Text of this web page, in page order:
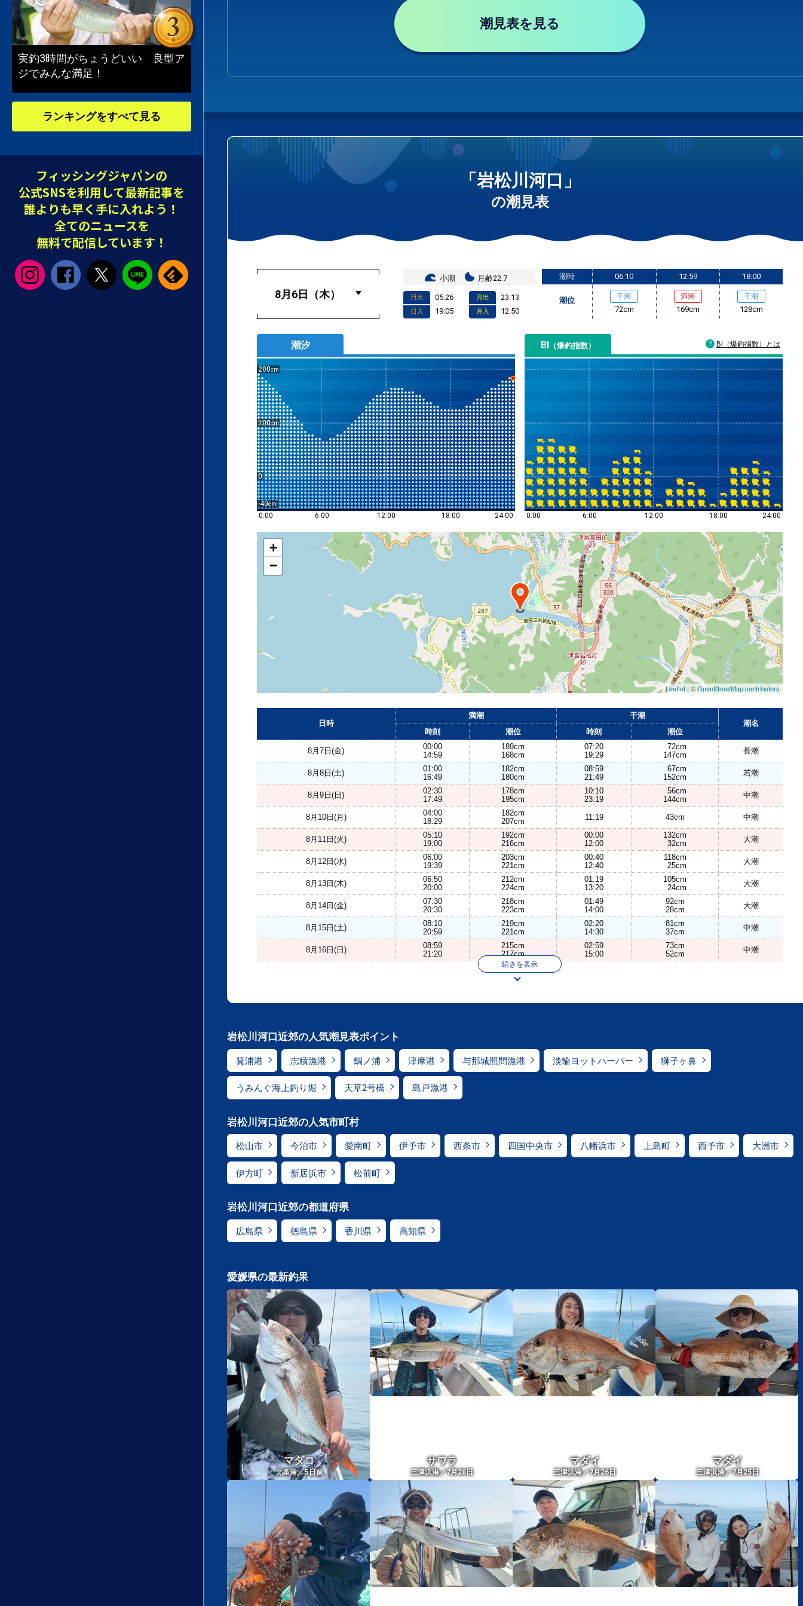
潮見表を見る
「岩松川河口」
の潮見表
小潮 月齢22.7
日出 05:26
日入 19:05
月出 23:13
月入 12:50
潮時
潮位
06:10
干潮
72cm
12:59
満潮
169cm
18:00
干潮
128cm
潮汐
200
100
0
-40
0:00
6:00 12:00 18:00 24:00
BI （爆釣指数）
0:00 6:00 12:00 18:00 24:00
BI（爆釣指数）とは
+
−
Leaflet | ©OpenStreetMap contributors
日時
満潮
干潮
潮名
時刻
潮位 時刻 潮位
8月7日(金)
00:00
14:59
189cm
168cm
07:20
19:29
72cm
147cm
長潮
8月8日(土)
01:00
16:49
182cm
180cm
08:59
21:49
67cm
152cm
若潮
8月9日(日)
02:30
17:49
178cm
195cm
10:10
23:19
56cm
144cm
中潮
8月10日(月)
04:00
18:29
182cm
207cm
11:19 43cm 中潮
8月11日(火)
05:10
19:00
192cm
216cm
00:00
12:00
132cm
32cm
大潮
8月12日(水)
06:00
19:39
203cm
221cm
00:40
12:40
118cm
25cm
大潮
8月13日(木)
06:50
20:00
212cm
224cm
01:19
13:20
105cm
24cm
大潮
8月14日(金)
07:30
20:30
218cm
223cm
01:49
14:00
92cm
28cm
大潮
8月15日(土)
08:10
20:59
219cm
221cm
02:20
14:30
81cm
37cm
中潮
8月16日(日)
08:59
21:20
215cm
217cm
02:59
15:00
73cm
52cm
中潮
続きを表示
岩松川河口近郊の人気潮見表ポイント
箕浦港 志積漁港 鯛ノ浦 津摩港 与那城照間漁港 淡輪ヨットハーバー 獅子ヶ鼻
うみんぐ海上釣り堀 天草2号橋 島戸漁港
岩松川河口近郊の人気市町村
松山市 今治市 愛南町 伊予市 西条市 四国中央市 八幡浜市 上島町 西予市 大洲市
伊方町 新居浜市 松前町
岩松川河口近郊の都道府県
広島県 徳島県 香川県 高知県
愛媛県の最新釣果
マダコ
北条港／5日前
サワラ
三津浜港／7月28日
マダイ
三津浜港／7月26日
マダイ
三津浜港／7月25日
実釣3時間がちょうどいい 良型ア
ジでみんな満足！
ランキングをすべて見る
フィッシングジャパンの
公式SNSを利用して最新記事を
誰よりも早く手に入れよう！
全てのニュースを
無料で配信しています！